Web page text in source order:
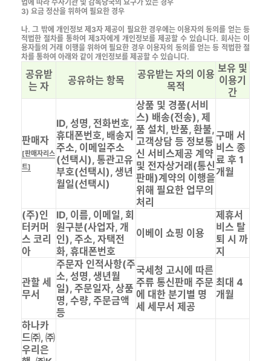
법에 따라 수사기관 및 감독당국의 요구가 있는 경우
3) 요금 정산을 위하여 필요한 경우
나. 그 밖에 개인정보 제3자 제공이 필요한 경우에는 이용자의 동의를 얻는 등
적법한 절차를 통하여 제3자에게 개인정보를 제공할 수 있습니다. 회사는 이
용자들의 거래 이행을 위하여 필요한 경우 이용자의 동의를 얻는 등 적법한 절
차를 통하여 아래와 같이 개인정보를 제공할 수 있습니다.
공유받
는 자
공유하는 항목
공유받는 자의 이용
목적
보유 및
이용기
간
판매자
[판매자리스
트]
ID, 성명, 전화번호,
휴대폰번호, 배송지
주소, 이메일주소
(선택시), 통관고유
부호(선택시), 생년
월일(선택시)
상품 및 경품(서비
스) 배송(전송), 제
품 설치, 반품, 환불,
고객상담 등 정보통
신 서비스제공 계약
및 전자상거래(통신
판매)계약의 이행을
위해 필요한 업무의
처리
구매 서
비스 종
료 후 1
개월
(주)인
터커머
스 코리
아
ID, 이름, 이메일, 회
원구분(사업자, 개
인), 주소, 자택전
화, 휴대폰번호
이베이 쇼핑 이용
제휴서
비스 탈
퇴 시 까
지
관할 세
무서
주문자 인적사항(주
소, 성명, 생년월
일), 주문일자, 상품
명, 수량, 주문금액
등
국세청 고시에 따른
주류 통신판매 주문
에 대한 분기별 명
세 세무서 제공
최대 4
개월
하나카
드㈜, ㈜
우리은